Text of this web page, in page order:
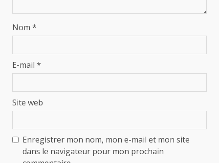
Nom *
E-mail *
Site web
Enregistrer mon nom, mon e-mail et mon site
dans le navigateur pour mon prochain